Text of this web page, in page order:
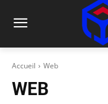
Accueil Web
WEB